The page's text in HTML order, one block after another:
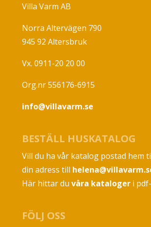
Villa Varm AB
Norra Altervägen 790
945 92 Altersbruk
Vx. 0911-20 20 00
Org.nr 556176-6915
info@villavarm.se
BESTÄLL HUSKATALOG
Vill du ha vår katalog postad hem
din adress till
Här hittar du våra katalogeri
FÖLJ OSS